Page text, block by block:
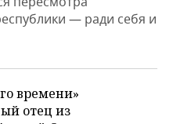
— ради себя и
времени»
отец из